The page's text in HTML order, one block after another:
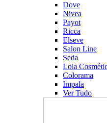
Dove
Nivea
Payot
Ricca
Elseve
Salon Line
Seda
Lola
Colorama
Impala
Ver Tudo